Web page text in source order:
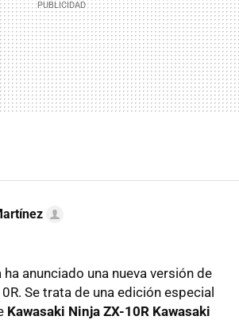
anunciado una nueva versión de
Se trata de una edición especial
Kawasaki Ninja ZX-10R Kawasaki